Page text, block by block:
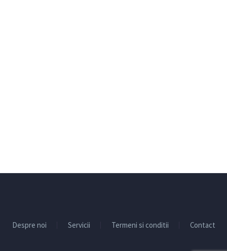
Despre noi Servicii Termeni si conditii Contact